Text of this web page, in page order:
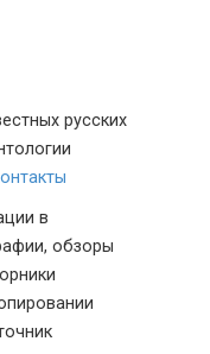
русских
в
обзоры